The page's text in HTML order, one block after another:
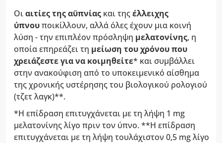
Οιαιτίες της αϋπνίας και τηςέλλειχης
ύπνουποικίλλουν, αλλά όλες έχουν μια κοινή
λύση - την επιπλέον πρόσληψη μελατονίνης, η
οποία επηρεάζει τη μείωση του χρόνου που
χρειάζεστε για να κοιμηθείτε* και συμβάλλει
στην ανακούφιση από το υποκειμενικό αίσθημα
της χρονικής υστέρησης του βιολογικού ρολογιού
(τζετ λαγκ)**.
*Η επίδραση επιτυγχάνεται με τη λήψη 1 mg
μελατονίνης λίγο πριν τον ύπνο. **Η επίδραση
επιτυγχάνεται με τη λήψη τουλάχιστον 0,5 mg λίγο